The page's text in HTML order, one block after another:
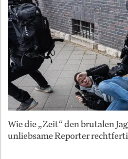
Wie die „Zeit“ den brutalen
unliebsame Reporter